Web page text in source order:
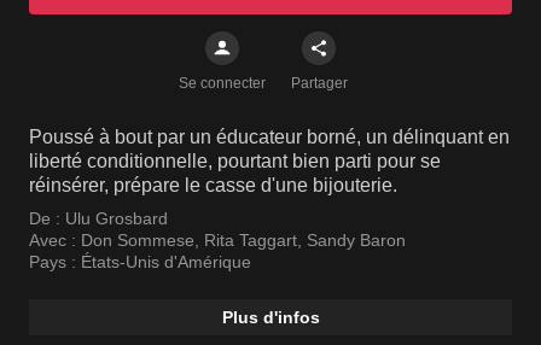
Se connecter Partager
Poussé à bout par un éducateur borné, un délinquant en
liberté conditionnelle, pourtant bien parti pour se
réinsérer, prépare le casse d'une bijouterie.
De : Ulu Grosbard
Avec : Don Sommese, Rita Taggart, Sandy Baron
Pays : États-Unis d'Amérique
Plus d'infos